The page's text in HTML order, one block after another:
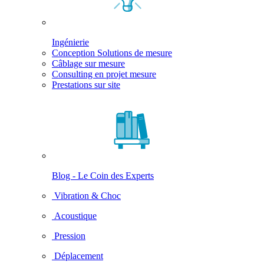
Ingénierie
Conception Solutions de mesure
Câblage sur mesure
Consulting en projet mesure
Prestations sur site
Blog - Le Coin des Experts
Vibration & Choc
Acoustique
Pression
Déplacement